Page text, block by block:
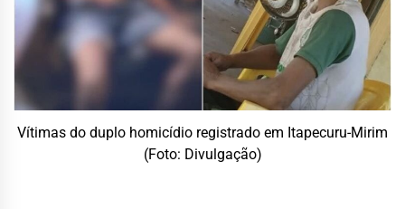
Vítimas do duplo homicídio registrado em Itapecuru-Mirim
(Foto: Divulgação)